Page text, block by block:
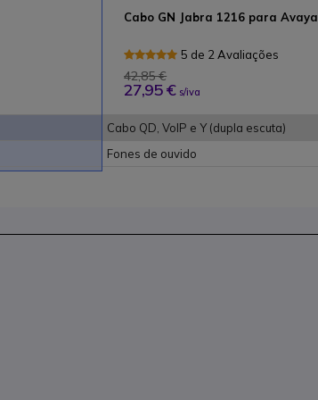
Cabo GN Jabra 1216 para Avaya
5 de 2 Avaliações
42,85 €
27,95 € s/iva
Cabo QD, VoIP e Y (dupla escuta)
Fones de ouvido